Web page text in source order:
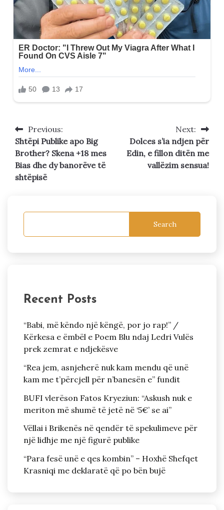
Post
navigation
Previous:
Shtëpi Publike apo Big
Brother? Skena +18 mes
Bias dhe dy banorëve të
shtëpisë
Next:
Dolces s’ia ndjen për
Edin, e fillon ditën me
vallëzim sensua!
Search
Recent Posts
“Babi, më këndo një këngë, por jo rap!” /
Kërkesa e ëmbël e Poem Blu ndaj Ledri Vulës
prek zemrat e ndjekësve
“Rea jem, asnjeherë nuk kam mendu që unë
kam me t’përcjell për n’banesën e” fundit
BUFI vlerëson Fatos Kryeziun: “Askush nuk e
meriton më shumë të jetë në ‘5€’ se ai”
Vëllai i Brikenës në qendër të spekulimeve për
një lidhje me një figurë publike
“Para fesë unë e qes kombin” – Hoxhë Shefqet
Krasniqi me deklaratë që po bën bujë